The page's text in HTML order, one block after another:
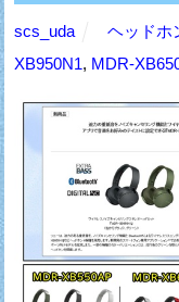
scs_uda ヘッドホ
XB950N1, MDR-